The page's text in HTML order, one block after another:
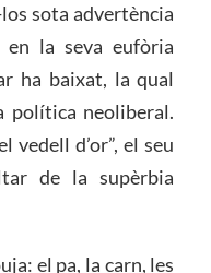
sota advertència
la seva eufòria
ha baixat, la qual
política neoliberal.
vedell d’or”, el seu
de la supèrbia
el pa, la carn, les